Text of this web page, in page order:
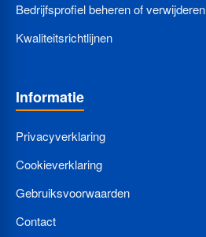
Bedrijfsprofiel beheren of verwijderen
Kwaliteitsrichtlijnen
Informatie
Privacyverklaring
Cookieverklaring
Gebruiksvoorwaarden
Contact